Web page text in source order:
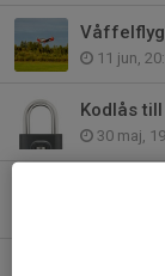
11 jun,
Kodlås
30 maj,